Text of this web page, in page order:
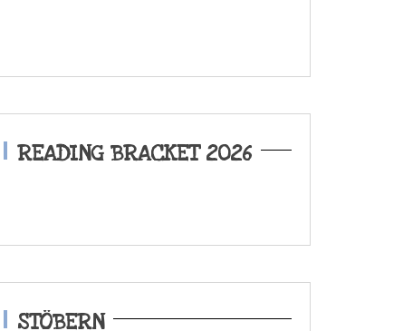
READING BRACKET 2026
STÖBERN